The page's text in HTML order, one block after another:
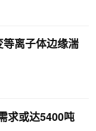
等离子体边缘湍
求或达5400吨